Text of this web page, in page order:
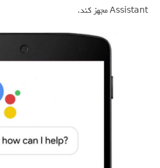
Assistant مجهز کند.